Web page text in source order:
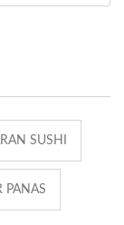
SUSHI
PANAS